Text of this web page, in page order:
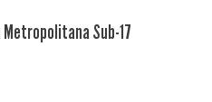
Metropolitana Sub-17